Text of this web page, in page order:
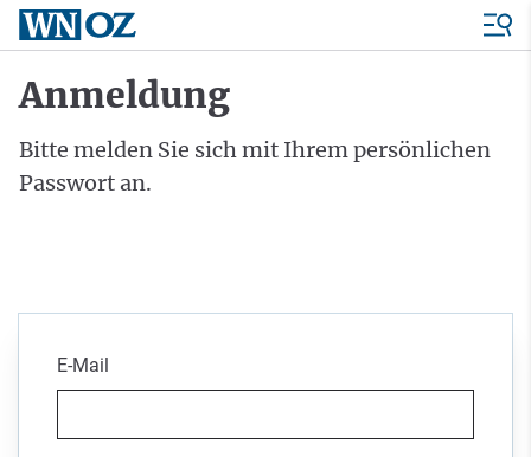
Anmeldung
Bitte melden Sie sich mit Ihrem persönlichen
Passwort an.
E-Mail